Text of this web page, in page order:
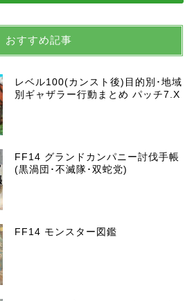
おすすめ記事
レベル100(カンスト後)目的別･地域
別ギャザラー行動まとめ パッチ7.X
FF14 グランドカンパニー討伐手帳
(黒渦団･不滅隊･双蛇党)
FF14 モンスター図鑑